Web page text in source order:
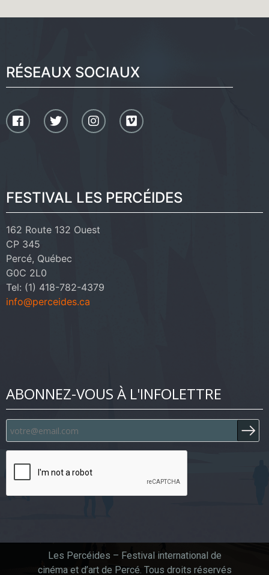
RÉSEAUX SOCIAUX
FESTIVAL LES PERCÉIDES
162 Route 132 Ouest
CP 345
Percé, Québec
G0C 2L0
Tel: (1) 418-782-4379
info@perceides.ca
ABONNEZ-VOUS À L'INFOLETTRE
Les Percéides – Festival international de
cinéma et d’art de Percé. Tous droits réservés